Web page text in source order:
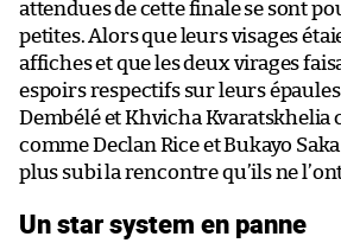
attendues de cette finale se sont
petites. Alors que leurs visages
affiches et que les deux virages
espoirs respectifs sur leurs
Dembélé et Khvicha Kvaratskhelia
comme Declan Rice et Bukayo
plus subi la rencontre qu’ils ne
Un star system en panne